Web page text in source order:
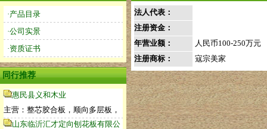
·产品目录
·公司实景
·资质证书
同行推荐
惠民县义和木业
主营：整芯胶合板，顺向多层板，
山东临沂汇才定向刨花板有限公
法人代表：
注册资金：
年营业额：
人民币100-250万元
注册商标：
寇宗美家